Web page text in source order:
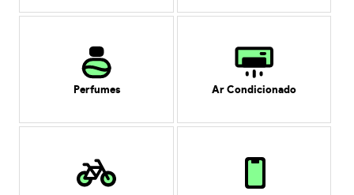
Perfumes Ar Condicionado